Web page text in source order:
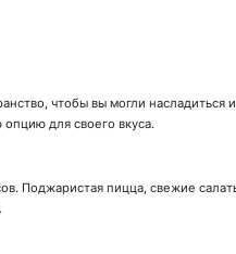
чтобы вы могли
для своего вкуса.
Поджаристая пицца, свежие